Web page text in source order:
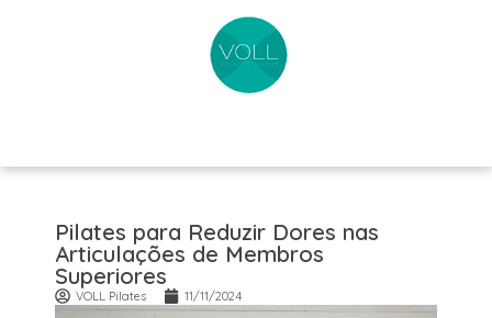
Pilates para Reduzir Dores nas
Articulações de Membros
Superiores
VOLL Pilates 11/11/2024